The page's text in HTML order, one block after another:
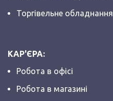
Торгівельне обладнання
КАР'ЄРА:
Робота в офісі
Робота в магазині